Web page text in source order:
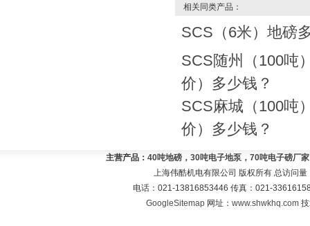
相关同类产品：
SCS（6米）地磅
SCS随州（100吨
价）多少钱？
SCS麻城（100吨
价）多少钱？
主营产品： 40吨地磅，30吨电子地泵，70吨电子磅厂
上海伟酷机电有限公司 版权所有 总访问量
电话：021-13816853446 传真：021-
GoogleSitemap 网址：www.shwkhq.com